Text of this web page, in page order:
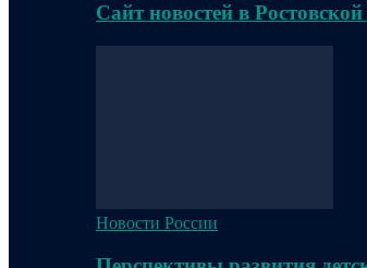
Сайт новостей в
Новости России